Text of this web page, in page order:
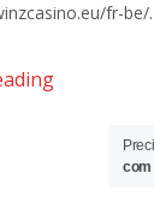
fr-
com